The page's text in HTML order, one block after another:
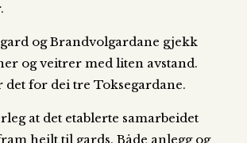
og Brandvolgardane gjekk
og veitrer med liten avstand.
det for dei tre Toksegardane.
at det etablerte samarbeidet
heilt til gards. Både anlegg og